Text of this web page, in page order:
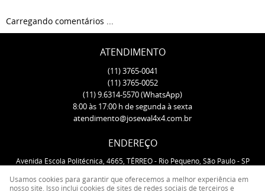
Carregando comentários ...
ATENDIMENTO
(11)3765-0041
(11)3765-0052
(11)9.6314-5570(WhatsApp)
8:00 às 17:00 h de segunda à sexta
atendimento@josewal4x4.com.br
ENDEREÇO
Avenida Escola Politécnica, 4665, TÉRREO- Rio Pequeno, São Paulo-SP
Usamos cookies para garantir que oferecemos a melhor experiência em
nosso site. Isso inclui cookies de sites de redes sociais de terceiros e